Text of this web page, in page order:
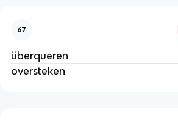
67
überqueren
oversteken